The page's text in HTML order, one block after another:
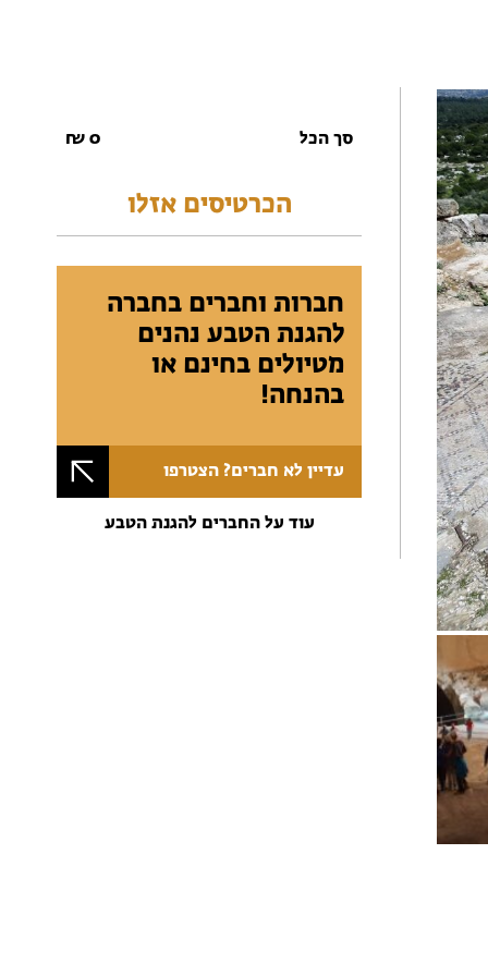
סך הכל 0
₪
הכרטיסים אזלו
חברות וחברים בחברה
להגנת הטבע נהנים
מטיולים בחינם או
בהנחה!
עדיין לא חברים? הצטרפו
עוד על החברים להגנת הטבע